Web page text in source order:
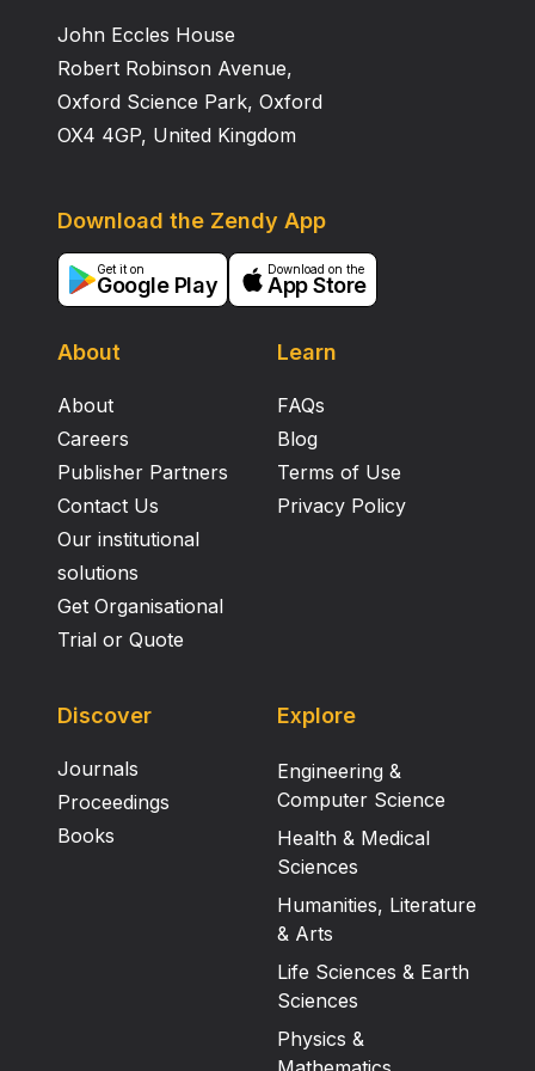
terlaksananya pelatihan biogas danpupuk cair,
tersedianya kompor biogas, terlaksananya
pedampingan pemanfaatan biogas.Metode yang
digunakan untuk mencapai tujuan adalah :
Menerapkan teknologi tepat guna berupa instalasi
melakukan pelatihan dan pendampingan dalam
pemanfaatan, pengembangan dan perawatan instalasi
biogas ; melakukan pelatihan pemanfaatan pupuk cair
dari kotoran sapi
John Eccles House
Robert Robinson Avenue,
Oxford Science Park, Oxford
OX4 4GP, United Kingdom
About
About
Careers
Publisher Partners
Contact Us
Our institutional
solutions
Get Organisational
Trial or Quote
Learn
FAQs
Blog
Terms of Use
Privacy Policy
Download the Zendy App
Get it on
Google Play
Download on the
App Store
Discover
Journals
Proceedings
Books
Explore
Engineering &
Computer Science
Health & Medical
Sciences
Humanities, Literature
& Arts
Life Sciences & Earth
Sciences
Physics &